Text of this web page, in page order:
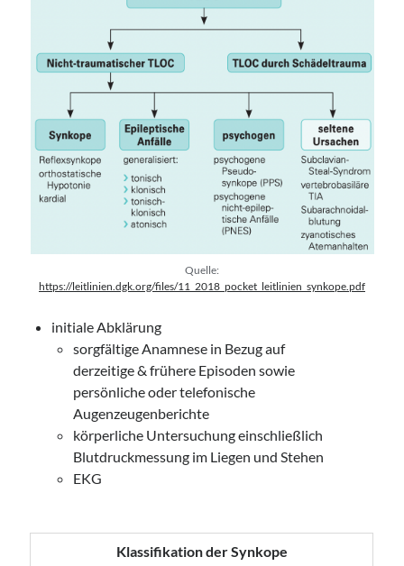
Quelle:
https://leitlinien.dgk.org/files/11_2018_pocket_leitlinien_synkope.pdf
initiale Abklärung
sorgfältige Anamnese in Bezug auf
derzeitige & frühere Episoden sowie
persönliche oder telefonische
Augenzeugenberichte
körperliche Untersuchung einschließlich
Blutdruckmessung im Liegen und Stehen
EKG
Klassifikation der Synkope